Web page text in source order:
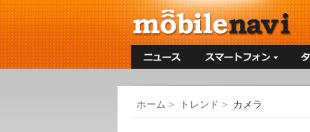
ホーム > トレンド > カメラ